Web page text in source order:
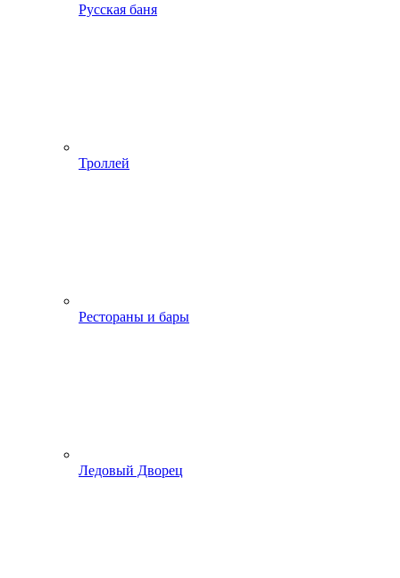
Русская баня
Троллей
Рестораны и бары
Ледовый Дворец